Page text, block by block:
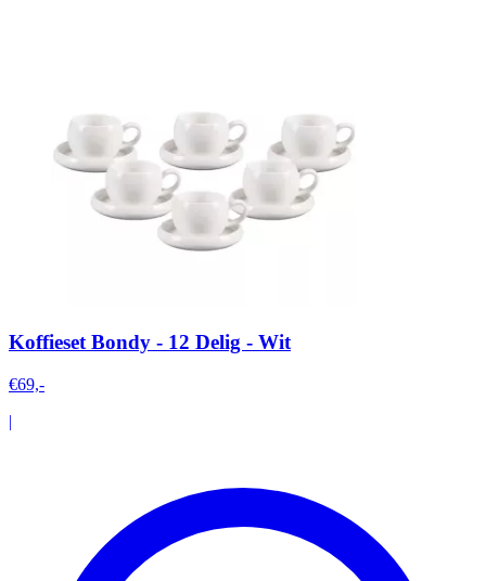
Koffieset Bondy - 12 Delig - Wit
€69,-
|